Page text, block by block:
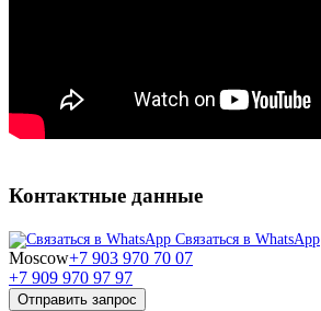
Контактные данные
Связаться в WhatsApp
Moscow+7 903 970 70 07
+7 909 970 97 97
Отправить запрос